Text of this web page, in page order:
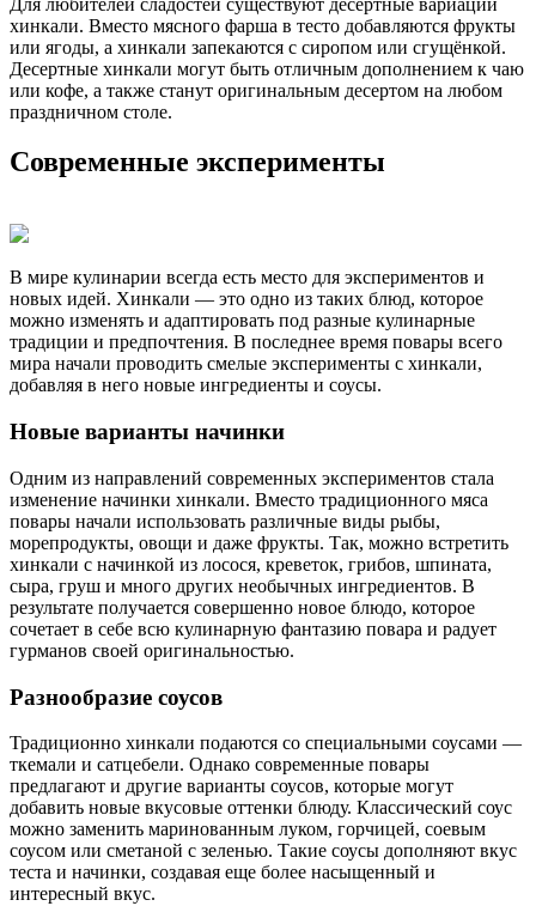
хинкали. Вместо мясного фарша в тесто добавляются фрукты
или ягоды, а хинкали запекаются с сиропом или сгущёнкой.
Десертные хинкали могут быть отличным дополнением к чаю
или кофе, а также станут оригинальным десертом на любом
праздничном столе.
Современные эксперименты
В мире кулинарии всегда есть место для экспериментов и
новых идей. Хинкали — это одно из таких блюд, которое
можно изменять и адаптировать под разные кулинарные
традиции и предпочтения. В последнее время повары всего
мира начали проводить смелые эксперименты с хинкали,
добавляя в него новые ингредиенты и соусы.
Новые варианты начинки
Одним из направлений современных экспериментов стала
изменение начинки хинкали. Вместо традиционного мяса
повары начали использовать различные виды рыбы,
морепродукты, овощи и даже фрукты. Так, можно встретить
хинкали с начинкой из лосося, креветок, грибов, шпината,
сыра, груш и много других необычных ингредиентов. В
результате получается совершенно новое блюдо, которое
сочетает в себе всю кулинарную фантазию повара и радует
гурманов своей оригинальностью.
Разнообразие соусов
Традиционно хинкали подаются со специальными соусами —
ткемали и сатцебели. Однако современные повары
предлагают и другие варианты соусов, которые могут
добавить новые вкусовые оттенки блюду. Классический соус
можно заменить маринованным луком, горчицей, соевым
соусом или сметаной с зеленью. Такие соусы дополняют вкус
теста и начинки, создавая еще более насыщенный и
интересный вкус.